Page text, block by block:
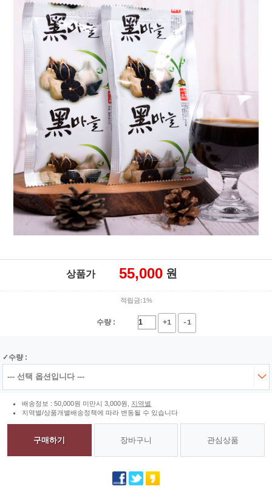
상품가 55,000 원
적립금:1%
수량 : +1 -1
수량 :
배송정보 : 50,000원 미만시 3,000원, 지역별
지역별/상품개별배송정책에 따라 변동될 수 있습니다
구매하기 장바구니 관심상품